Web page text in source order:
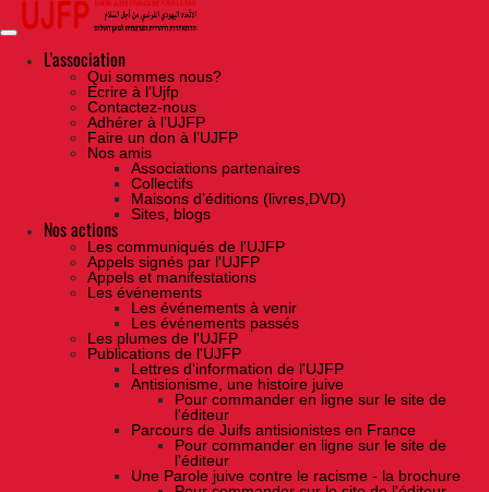
Skip
the
contentL'association
Qui sommes nous?
Ecrire à l’Ujfp
Contactez-nous
Adhérer à l’UJFP
Faire un don à l’UJFP
Nos amis
Associations partenaires
Collectifs
Maisons d’éditions (livres,DVD)
Sites, blogs
Nos actions
Les communiqués de l'UJFP
Appels signés par l'UJFP
Appels et manifestations
Les événements
Les événements à venir
Les événements passés
Les plumes de l'UJFP
Publications de l'UJFP
Lettres d'information de l'UJFP
Antisionisme, une histoire juive
Pour commander en ligne sur le site de
l'éditeur
Parcours de Juifs antisionistes en France
Pour commander en ligne sur le site de
l'éditeur
Une Parole juive contre le racisme - la brochure